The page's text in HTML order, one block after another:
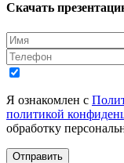
Скачать
Я ознакомлен с
политикой
обработку
Отправить